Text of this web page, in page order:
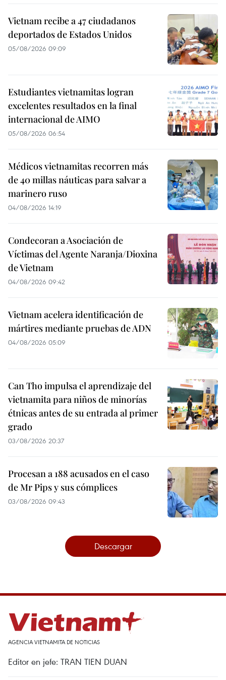
Vietnam recibe a 47 ciudadanos
deportados de Estados Unidos
05/08/2026 09:09
Estudiantes vietnamitas logran
excelentes resultados en la final
internacional de AIMO
05/08/2026 06:54
Médicos vietnamitas recorren más
de 40 millas náuticas para salvar a
marinero ruso
04/08/2026 14:19
Condecoran a Asociación de
Víctimas del Agente Naranja/Dioxina
de Vietnam
04/08/2026 09:42
Vietnam acelera identificación de
mártires mediante pruebas de ADN
04/08/2026 05:09
Can Tho impulsa el aprendizaje del
vietnamita para niños de minorías
étnicas antes de su entrada al primer
grado
03/08/2026 20:37
Procesan a 188 acusados en el caso
de Mr Pips y sus cómplices
03/08/2026 09:43
Descargar
AGENCIA VIETNAMITA DE NOTICIAS
Editor en jefe: TRAN TIEN DUAN